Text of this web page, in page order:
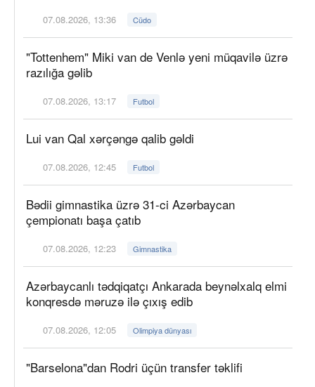
07.08.2026, 13:36 Cüdo
"Tottenhem" Miki van de Venlə yeni müqavilə üzrə
razılığa gəlib
07.08.2026, 13:17 Futbol
Lui van Qal xərçəngə qalib gəldi
07.08.2026, 12:45 Futbol
Bədii gimnastika üzrə 31-ci Azərbaycan
çempionatı başa çatıb
07.08.2026, 12:23 Gimnastika
Azərbaycanlı tədqiqatçı Ankarada beynəlxalq elmi
konqresdə məruzə ilə çıxış edib
07.08.2026, 12:05 Olimpiya dünyası
"Barselona"dan Rodri üçün transfer təklifi